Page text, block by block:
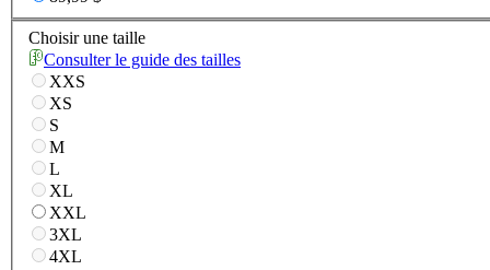
Choisir une taille
Consulter le guide des tailles
XXS
XS
S
M
L
XL
XXL
3XL
4XL